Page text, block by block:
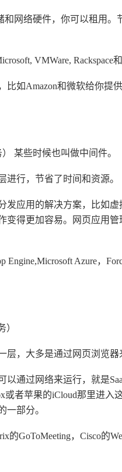
和网络硬件，你可以租用
VMWare, Rackspace
比如Amazon和微软给你提
） 某些时候也叫做中间件。
进行，节省了时间和资源。
发应用的解决方案，比如
变得更加容易。网页应用
Engine,Microsoft Azure，
）
，大多是通过网页浏览器
以通过网络来运行，就是
或者苹果的iCloud那里进
一部分。
的GoToMeeting，Cisco的